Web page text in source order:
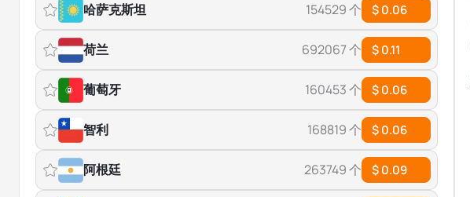
哈萨克斯坦 154529 个 $ 0.06
荷兰 692067 个 $ 0.11
葡萄牙 160453 个 $ 0.06
智利 168819 个 $ 0.06
阿根廷 263749 个 $ 0.09